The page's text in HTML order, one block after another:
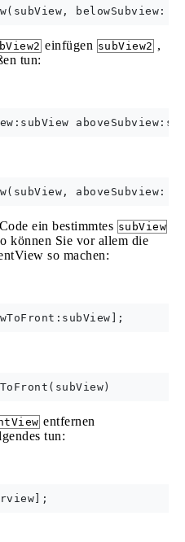
einfügen subView2 ,
tun:
ein bestimmtes subView
können Sie vor allem die
so machen:
entfernen
tun: